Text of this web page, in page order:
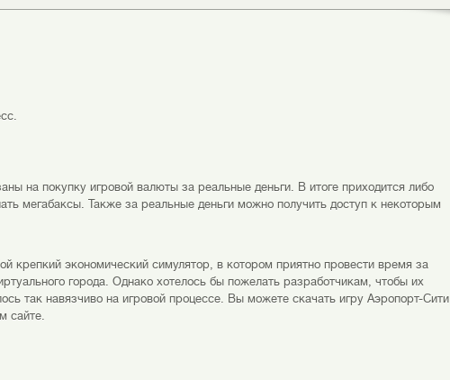
на покупку игровой валюты за реальные деньги. В итоге приходится либо
мегабаксы. Также за реальные деньги можно получить доступ к некоторым
крепкий экономический симулятор, в котором приятно провести время за
города. Однако хотелось бы пожелать разработчикам, чтобы их
так навязчиво на игровой процессе. Вы можете скачать игру Аэропорт-Сити
сайте.